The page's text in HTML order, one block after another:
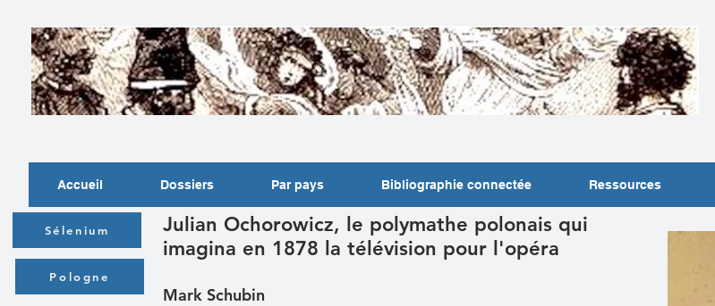
Accueil Dossiers Par pays Bibliographie connectée Ressources
Sélenium
Pologne
Julian Ochorowicz, le polymathe polonais qui
imagina en 1878 la télévision pour l'opéra
Mark Schubin